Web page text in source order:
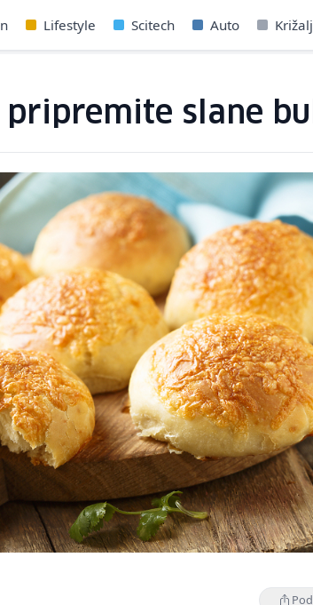
Lifestyle Scitech Auto
slane